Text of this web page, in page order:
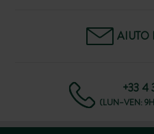
AIUTO
+33 4
(LUN–VEN: